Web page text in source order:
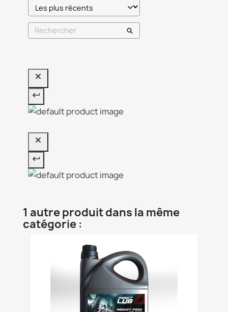
1 autre produit dans la même
catégorie :